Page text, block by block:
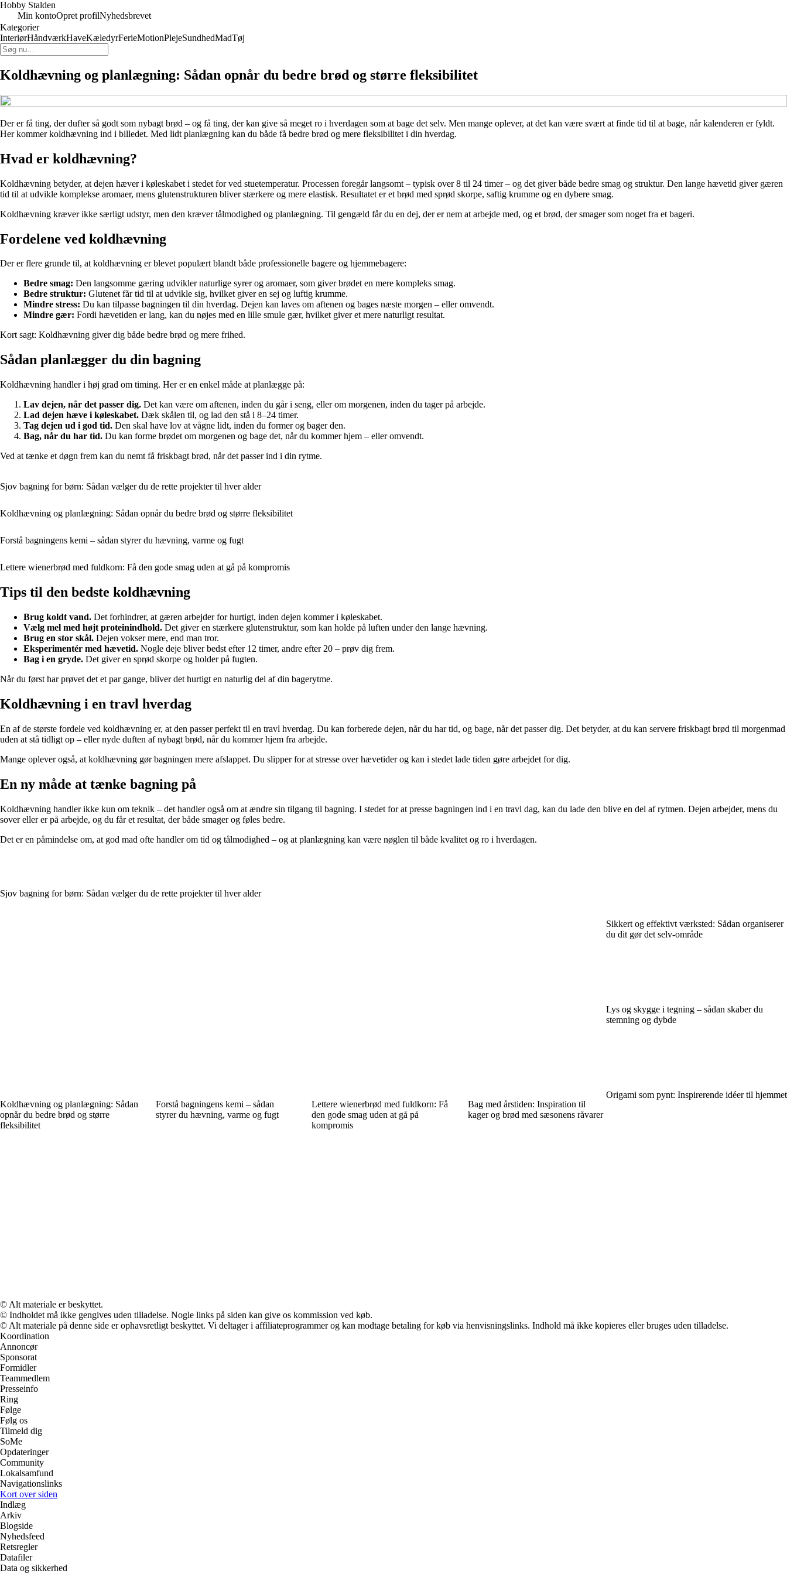
Hobby Stalden
Min kontoOpret profilNyhedsbrevet
Kategorier
InteriørHåndværkHaveKæledyrFerieMotionPlejeSundhedMadTøj
Koldhævning og planlægning: Sådan opnår du bedre brød og større fleksibilitet
Der er få ting, der dufter så godt som nybagt brød – og få ting, der kan give så meget ro i hverdagen som at bage det selv. Men mange oplever, at det kan være svært at finde tid til at bage, når kalenderen er fyldt.
Her kommer koldhævning ind i billedet. Med lidt planlægning kan du både få bedre brød og mere fleksibilitet i din hverdag.
Hvad er koldhævning?
Koldhævning betyder, at dejen hæver i køleskabet i stedet for ved stuetemperatur. Processen foregår langsomt – typisk over 8 til 24 timer – og det giver både bedre smag og struktur. Den lange hævetid giver gæren
tid til at udvikle komplekse aromaer, mens glutenstrukturen bliver stærkere og mere elastisk. Resultatet er et brød med sprød skorpe, saftig krumme og en dybere smag.
Koldhævning kræver ikke særligt udstyr, men den kræver tålmodighed og planlægning. Til gengæld får du en dej, der er nem at arbejde med, og et brød, der smager som noget fra et bageri.
Fordelene ved koldhævning
Der er flere grunde til, at koldhævning er blevet populært blandt både professionelle bagere og hjemmebagere:
Bedre smag: Den langsomme gæring udvikler naturlige syrer og aromaer, som giver brødet en mere kompleks smag.
Bedre struktur: Glutenet får tid til at udvikle sig, hvilket giver en sej og luftig krumme.
Mindre stress: Du kan tilpasse bagningen til din hverdag. Dejen kan laves om aftenen og bages næste morgen – eller omvendt.
Mindre gær: Fordi hævetiden er lang, kan du nøjes med en lille smule gær, hvilket giver et mere naturligt resultat.
Kort sagt: Koldhævning giver dig både bedre brød og mere frihed.
Sådan planlægger du din bagning
Koldhævning handler i høj grad om timing. Her er en enkel måde at planlægge på:
Lav dejen, når det passer dig. Det kan være om aftenen, inden du går i seng, eller om morgenen, inden du tager på arbejde.
Lad dejen hæve i køleskabet. Dæk skålen til, og lad den stå i 8–24 timer.
Tag dejen ud i god tid. Den skal have lov at vågne lidt, inden du former og bager den.
Bag, når du har tid. Du kan forme brødet om morgenen og bage det, når du kommer hjem – eller omvendt.
Ved at tænke et døgn frem kan du nemt få friskbagt brød, når det passer ind i din rytme.
Sjov bagning for børn: Sådan vælger du de rette projekter til hver alder
Koldhævning og planlægning: Sådan opnår du bedre brød og større fleksibilitet
Forstå bagningens kemi – sådan styrer du hævning, varme og fugt
Lettere wienerbrød med fuldkorn: Få den gode smag uden at gå på kompromis
Tips til den bedste koldhævning
Brug koldt vand. Det forhindrer, at gæren arbejder for hurtigt, inden dejen kommer i køleskabet.
Vælg mel med højt proteinindhold. Det giver en stærkere glutenstruktur, som kan holde på luften under den lange hævning.
Brug en stor skål. Dejen vokser mere, end man tror.
Eksperimentér med hævetid. Nogle deje bliver bedst efter 12 timer, andre efter 20 – prøv dig frem.
Bag i en gryde. Det giver en sprød skorpe og holder på fugten.
Når du først har prøvet det et par gange, bliver det hurtigt en naturlig del af din bagerytme.
Koldhævning i en travl hverdag
En af de største fordele ved koldhævning er, at den passer perfekt til en travl hverdag. Du kan forberede dejen, når du har tid, og bage, når det passer dig. Det betyder, at du kan servere friskbagt brød til morgenmad
uden at stå tidligt op – eller nyde duften af nybagt brød, når du kommer hjem fra arbejde.
Mange oplever også, at koldhævning gør bagningen mere afslappet. Du slipper for at stresse over hævetider og kan i stedet lade tiden gøre arbejdet for dig.
En ny måde at tænke bagning på
Koldhævning handler ikke kun om teknik – det handler også om at ændre sin tilgang til bagning. I stedet for at presse bagningen ind i en travl dag, kan du lade den blive en del af rytmen. Dejen arbejder, mens du
sover eller er på arbejde, og du får et resultat, der både smager og føles bedre.
Det er en påmindelse om, at god mad ofte handler om tid og tålmodighed – og at planlægning kan være nøglen til både kvalitet og ro i hverdagen.
Sjov bagning for børn: Sådan vælger du de rette projekter til hver alder
Koldhævning og planlægning: Sådan
opnår du bedre brød og større
fleksibilitet
Forstå bagningens kemi – sådan
styrer du hævning, varme og fugt
Lettere wienerbrød med fuldkorn: Få
den gode smag uden at gå på
kompromis
Bag med årstiden: Inspiration til
kager og brød med sæsonens råvarer
Sikkert og effektivt værksted: Sådan organiserer
du dit gør det selv-område
Lys og skygge i tegning – sådan skaber du
stemning og dybde
Origami som pynt: Inspirerende idéer til hjemmet
© Alt materiale er beskyttet.
© Indholdet må ikke gengives uden tilladelse. Nogle links på siden kan give os kommission ved køb.
© Alt materiale på denne side er ophavsretligt beskyttet. Vi deltager i affiliateprogrammer og kan modtage betaling for køb via henvisningslinks. Indhold må ikke kopieres eller bruges uden tilladelse.
Koordination
Annoncør
Sponsorat
Formidler
Teammedlem
Presseinfo
Ring
Følge
Følg os
Tilmeld dig
SoMe
Opdateringer
Community
Lokalsamfund
Navigationslinks
Kort over siden
Indlæg
Arkiv
Blogside
Nyhedsfeed
Retsregler
Datafiler
Data og sikkerhed